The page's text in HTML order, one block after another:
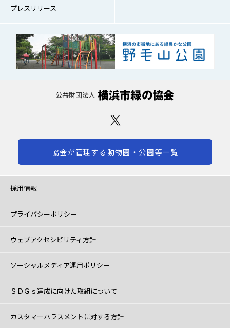
プレスリリース
協会が管理する動物園・公園等一覧
採用情報
プライバシーポリシー
ウェブアクセシビリティ方針
ソーシャルメディア運用ポリシー
ＳＤＧｓ達成に向けた取組について
カスタマーハラスメントに対する方針